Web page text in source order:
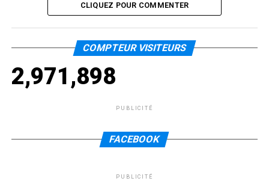
CLIQUEZ POUR COMMENTER
COMPTEUR VISITEURS
2,971,898
PUBLICITÉ
FACEBOOK
PUBLICITÉ